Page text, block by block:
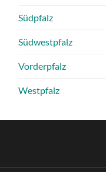
Südpfalz
Südwestpfalz
Vorderpfalz
Westpfalz